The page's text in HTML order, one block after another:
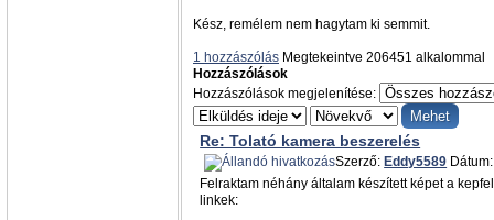
Kész, remélem nem hagytam ki semmit.
1 hozzászólás Megtekeintve 206451 alkalommal
Hozzászólások
Hozzászólások megjelenítése:
Re: Tolató kamera beszerelés
Szerző: Eddy5589
Felraktam néhány általam készített képet a
linkek: